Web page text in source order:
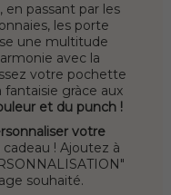
passant par les
les porte
une multitude
avec la
votre pochette
gràce aux
et du punch !
votre
! Ajoutez à
souhaité.